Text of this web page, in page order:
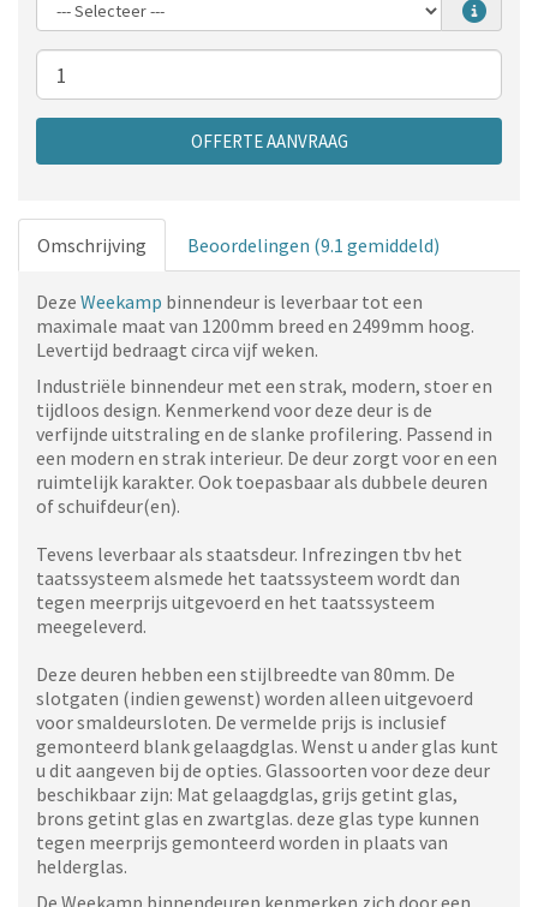
Aantal
OFFERTE AANVRAAG
Omschrijving Beoordelingen (9.1 gemiddeld)
Deze Weekamp binnendeur is leverbaar tot een
maximale maat van 1200mm breed en 2499mm hoog.
Levertijd bedraagt circa vijf weken.
Industriële binnendeur met een strak, modern, stoer en
tijdloos design. Kenmerkend voor deze deur is de
verfijnde uitstraling en de slanke profilering. Passend in
een modern en strak interieur. De deur zorgt voor en een
ruimtelijk karakter. Ook toepasbaar als dubbele deuren
of schuifdeur(en).
Tevens leverbaar als staatsdeur. Infrezingen tbv het
taatssysteem alsmede het taatssysteem wordt dan
tegen meerprijs uitgevoerd en het taatssysteem
meegeleverd.
Deze deuren hebben een stijlbreedte van 80mm. De
slotgaten (indien gewenst) worden alleen uitgevoerd
voor smaldeursloten. De vermelde prijs is inclusief
gemonteerd blank gelaagdglas. Wenst u ander glas kunt
u dit aangeven bij de opties. Glassoorten voor deze deur
beschikbaar zijn: Mat gelaagdglas, grijs getint glas,
brons getint glas en zwartglas. deze glas type kunnen
tegen meerprijs gemonteerd worden in plaats van
helderglas.
De Weekamp binnendeuren kenmerken zich door een